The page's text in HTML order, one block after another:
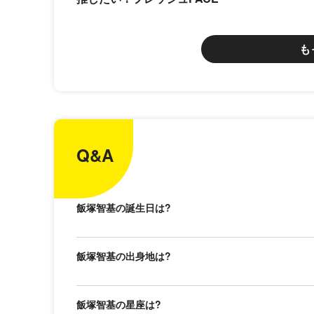
Q&A
飯塚智基の誕生日は?
飯塚智基の出身地は?
飯塚智基の星座は?